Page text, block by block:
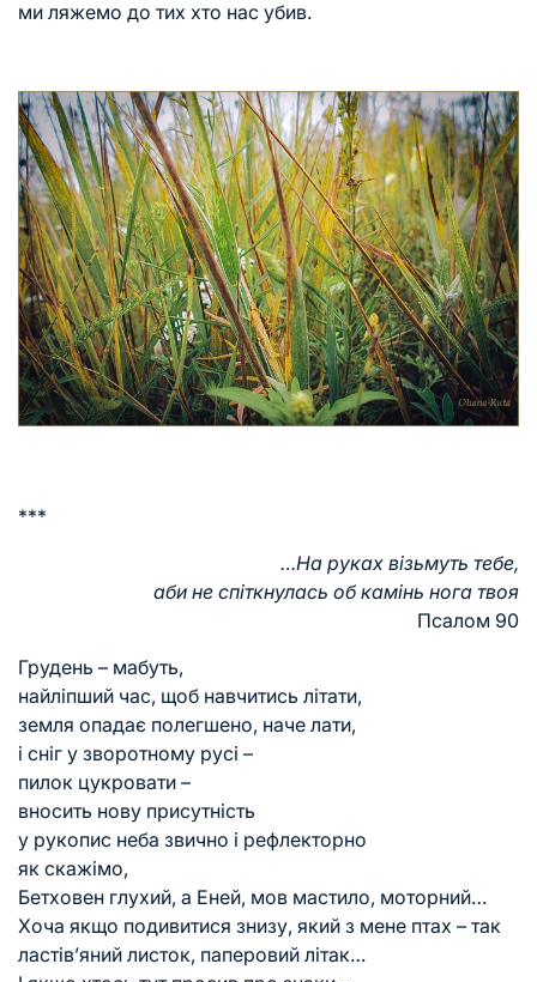
ми ляжемо до тих хто нас убив.
***
…На руках візьмуть тебе,
аби не спіткнулась об камінь нога твоя
Псалом 90
Грудень – мабуть,
найліпший час, щоб навчитись літати,
земля опадає полегшено, наче лати,
і сніг у зворотному русі –
пилок цукровати –
вносить нову присутність
у рукопис неба звично і рефлекторно
як скажімо,
Бетховен глухий, а Еней, мов мастило, моторний…
Хоча якщо подивитися знизу, який з мене птах – так
ластів’яний листок, паперовий літак…